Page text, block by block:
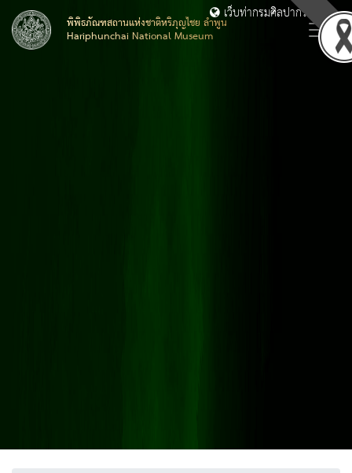
พิพิธภัณฑสถานแห่งชาติหริภุญไชย ลำพูน
Hariphunchai National Museum
เว็บท่ากรมศิลปากร